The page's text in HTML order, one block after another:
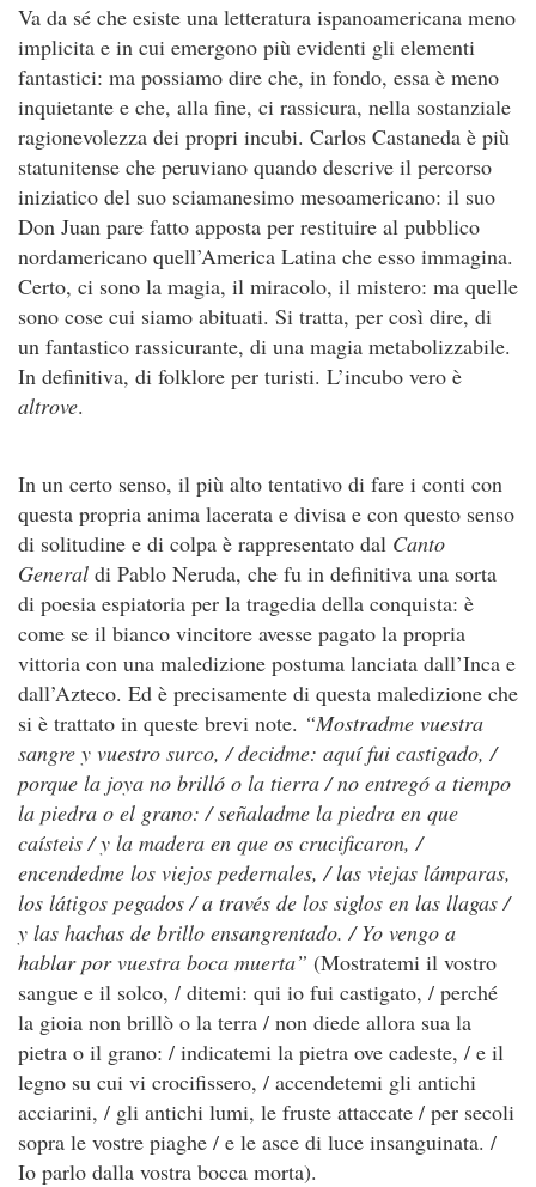
Va da sé che esiste una letteratura ispanoamericana meno
implicita e in cui emergono più evidenti gli elementi
fantastici: ma possiamo dire che, in fondo, essa è meno
inquietante e che, alla fine, ci rassicura, nella sostanziale
ragionevolezza dei propri incubi. Carlos Castaneda è più
statunitense che peruviano quando descrive il percorso
iniziatico del suo sciamanesimo mesoamericano: il suo
Don Juan pare fatto apposta per restituire al pubblico
nordamericano quell’America Latina che esso immagina.
Certo, ci sono la magia, il miracolo, il mistero: ma quelle
sono cose cui siamo abituati. Si tratta, per così dire, di
un fantastico rassicurante, di una magia metabolizzabile.
In definitiva, di folklore per turisti. L’incubo vero è
altrove.
In un certo senso, il più alto tentativo di fare i conti con
questa propria anima lacerata e divisa e con questo senso
di solitudine e di colpa è rappresentato dal Canto
General di Pablo Neruda, che fu in definitiva una sorta
di poesia espiatoria per la tragedia della conquista: è
come se il bianco vincitore avesse pagato la propria
vittoria con una maledizione postuma lanciata dall’Inca e
dall’Azteco. Ed è precisamente di questa maledizione che
si è trattato in queste brevi note. “Mostradme vuestra
sangre y vuestro surco, / decidme: aquí fui castigado, /
porque la joya no brilló o la tierra / no entregó a tiempo
la piedra o el grano: / señaladme la piedra en que
caísteis / y la madera en que os crucificaron, /
encendedme los viejos pedernales, / las viejas lámparas,
los látigos pegados / a través de los siglos en las llagas /
y las hachas de brillo ensangrentado. / Yo vengo a
hablar por vuestra boca muerta” (Mostratemi il vostro
sangue e il solco, / ditemi: qui io fui castigato, / perché
la gioia non brillò o la terra / non diede allora sua la
pietra o il grano: / indicatemi la pietra ove cadeste, / e il
legno su cui vi crocifissero, / accendetemi gli antichi
acciarini, / gli antichi lumi, le fruste attaccate / per secoli
sopra le vostre piaghe / e le asce di luce insanguinata. /
Io parlo dalla vostra bocca morta).